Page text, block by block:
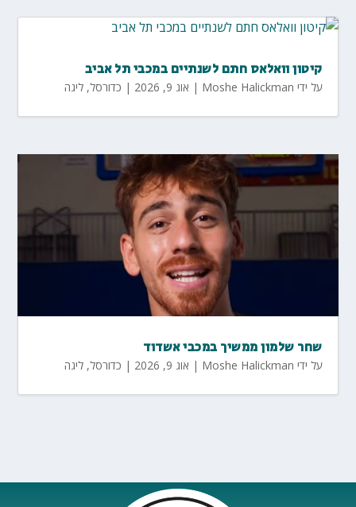
קיטון וואלאס חתם לשנתיים במכבי תל אביב
על ידי Moshe Halickman
| אוג 9, 2026 | כדורסל,ליגה
שחר שלמון ממשיך במכבי אשדוד
על ידי Moshe Halickman
| אוג 9, 2026 | כדורסל,ליגה